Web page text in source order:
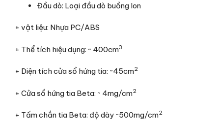
Đầu dò: Loại đầu dò buồng Ion
+ vật liệu: Nhựa PC/ABS
+ Thể tích hiệu dụng: ~ 400cm3
+ Diện tích cửa sổ hứng tia: ~45cm2
+ Cửa sổ hứng tia Beta: ~ 4mg/cm2
+ Tấm chắn tia Beta: độ dày ~500mg/cm2